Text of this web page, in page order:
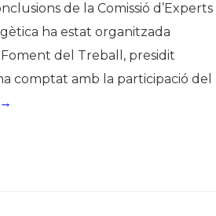
de la Comissió d’Experts
ha estat organitzada
del Treball, presidit
comptat amb la participació del